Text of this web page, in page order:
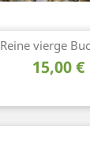
Reine vierge
Prix
15,00 €